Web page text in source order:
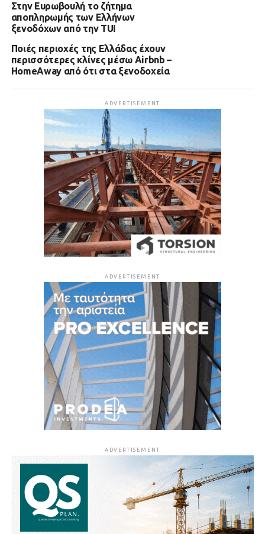
Στην Ευρωβουλή το ζήτημα
αποπληρωμής των Ελλήνων
ξενοδόχων από την TUI
Ποιές περιοχές της Ελλάδας έχουν
περισσότερες κλίνες μέσω Airbnb –
HomeAway από ότι στα ξενοδοχεία
ADVERTISEMENT
ADVERTISEMENT
ADVERTISEMENT